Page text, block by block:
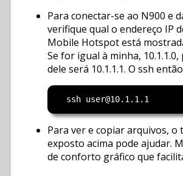
Para conectar-se ao N900 e
verifique qual o endereço IP
Mobile Hotspot está
Se for igual à minha,
dele será 10.1.1.1. O ssh
Para ver e copiar arquivos, o
exposto acima pode ajudar.
de conforto gráfico que